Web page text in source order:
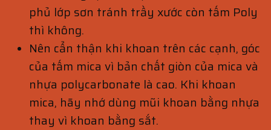
phủ lớp sơn tránh trầy xước còn tấm Poly
thì không.
Nên cẩn thận khi khoan trên các cạnh, góc
của tấm mica vì bản chất giòn của mica và
nhựa polycarbonate là cao. Khi khoan
mica, hãy nhớ dùng mũi khoan bằng nhựa
thay vì khoan bằng sắt.